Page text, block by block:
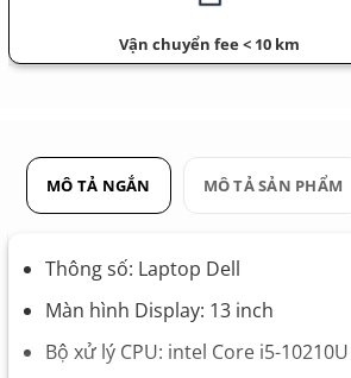
Vận chuyển fee < 10 km
MÔ TẢ NGẮN MÔ TẢ SẢN PHẨM
Thông số: Laptop Dell
Màn hình Display: 13 inch
Bộ xử lý CPU: intel Core i5-10210U